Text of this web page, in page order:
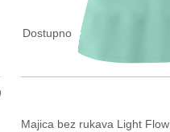
Dostupno
Majica bez rukava Light Flow